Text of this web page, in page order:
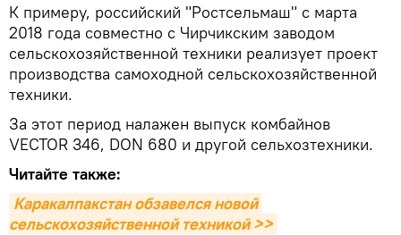
К примеру, российский "Ростсельмаш" с марта
2018 года совместно с Чирчикским заводом
сельскохозяйственной техники реализует проект
производства самоходной сельскохозяйственной
техники.
За этот период налажен выпуск комбайнов
VECTOR 346, DON 680 и другой сельхозтехники.
Читайте также:
Каракалпакстан обзавелся новой
сельскохозяйственной техникой >>